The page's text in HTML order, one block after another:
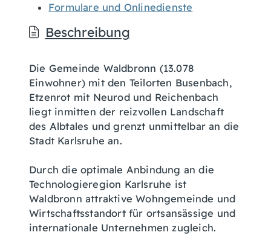
Formulare und Onlinedienste
Beschreibung
Die Gemeinde Waldbronn (13.078
Einwohner) mit den Teilorten Busenbach,
Etzenrot mit Neurod und Reichenbach
liegt inmitten der reizvollen Landschaft
des Albtales und grenzt unmittelbar an die
Stadt Karlsruhe an.
Durch die optimale Anbindung an die
Technologieregion Karlsruhe ist
Waldbronn attraktive Wohngemeinde und
Wirtschaftsstandort für ortsansässige und
internationale Unternehmen zugleich.